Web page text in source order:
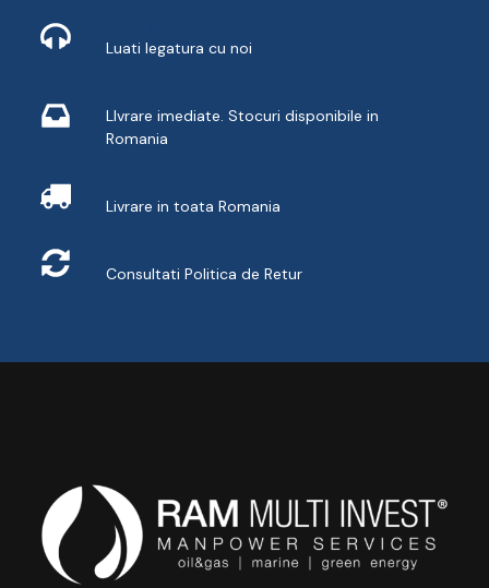
Luati legatura cu noi
LIvrare imediate. Stocuri disponibile in
Romania
Livrare in toata Romania
Consultati Politica de Retur